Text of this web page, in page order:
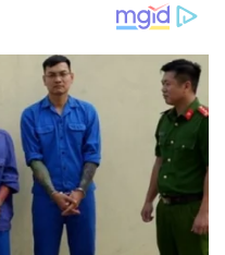
Quân sự - Quốc phòng
Vũ khí
Việt Nam
Phân tích